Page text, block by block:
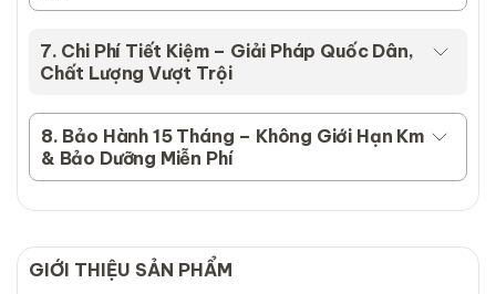
7. Chi Phí Tiết Kiệm – Giải Pháp Quốc Dân,
Chất Lượng Vượt Trội
8. Bảo Hành 15 Tháng – Không Giới Hạn Km
& Bảo Dưỡng Miễn Phí
GIỚI THIỆU SẢN PHẨM